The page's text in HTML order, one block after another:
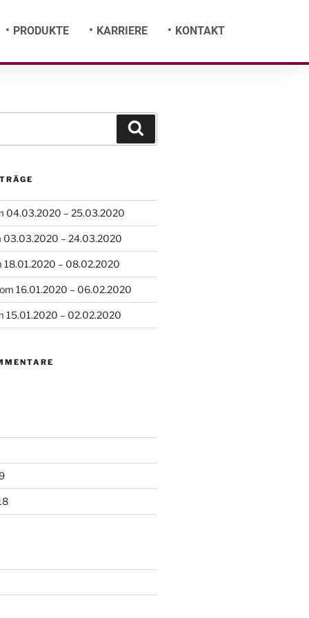
PRODUKTE KARRIERE KONTAKT
04.03.2020 – 25.03.2020
03.03.2020 – 24.03.2020
18.01.2020 – 08.02.2020
16.01.2020 – 06.02.2020
15.01.2020 – 02.02.2020